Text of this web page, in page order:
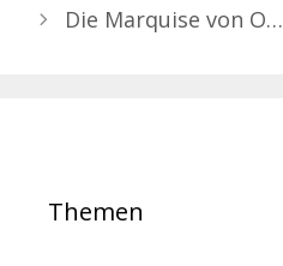
Die Marquise von O…
Themen